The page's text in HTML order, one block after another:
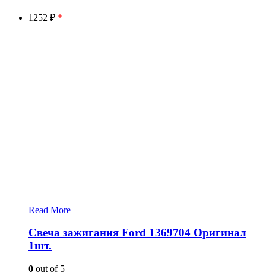
1252 ₽ *
Read More
Свеча зажигания Ford 1369704 Оригинал
1шт.
0 out of 5